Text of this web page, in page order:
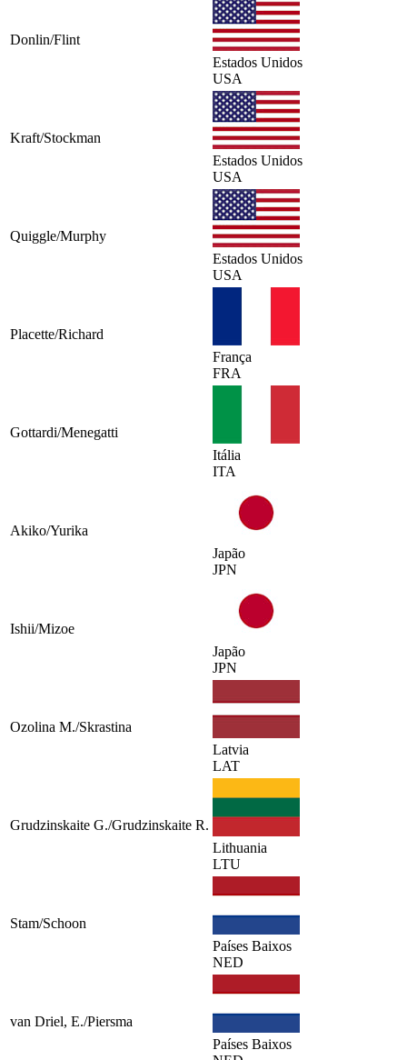
Donlin/Flint
Estados Unidos
USA
Kraft/Stockman
Estados Unidos
USA
Quiggle/Murphy
Estados Unidos
USA
Placette/Richard
França
FRA
Gottardi/Menegatti
Itália
ITA
Akiko/Yurika
Japão
JPN
Ishii/Mizoe
Japão
JPN
Ozolina M./Skrastina
Latvia
LAT
Grudzinskaite G./Grudzinskaite R.
Lithuania
LTU
Stam/Schoon
Países Baixos
NED
van Driel, E./Piersma
Países Baixos